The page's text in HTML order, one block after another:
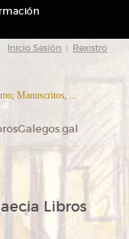
Inicio Sesión Rexistro
Manuscritos, ...
Libros